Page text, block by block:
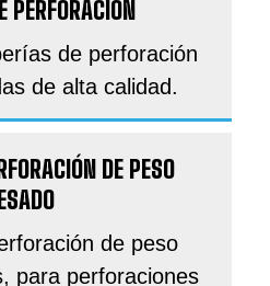
PERFORACIÓN
de perforación
de alta calidad.
DE PESO
de peso
para perforaciones